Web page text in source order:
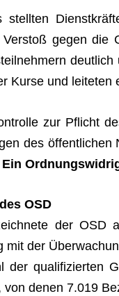
stell­ten
gegen die
Kurse und lei­te­ten
zur Pflicht
des
OSD
der OSD
mit der
der qua­li­fi­zier­ten
von denen 7.019